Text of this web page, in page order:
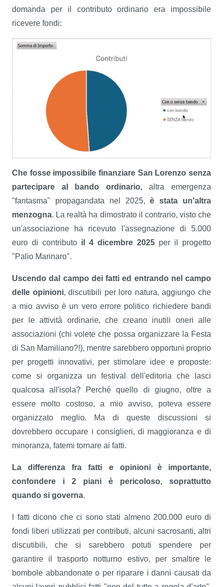
domanda per il contributo ordinario era impossibile
ricevere fondi:
Che fosse impossibile finanziare San Lorenzo senza
partecipare al bando ordinario,altra emergenza
"fantasma" propagandata nel 2025, è stata un'altra
menzogna. La realtà ha dimostrato il contrario, visto che
un'associazione ha ricevuto l'assegnazione di 5.000
euro di contributo il 4 dicembre 2025 per il progetto
"Palio Marinaro".
Uscendo dal campo dei fatti ed entrando nel campo
delle opinioni, discutibili per loro natura, aggiungo che
a mio avviso è un vero errore politico richiedere bandi
per le attività ordinarie, che creano inutili oneri alle
associazioni (chi volete che possa organizzare la Festa
di San Mamiliano?!), mentre sarebbero opportuni proprio
per progetti innovativi, per stimolare idee e proposte:
come si organizza un festival dell'editoria che lasci
qualcosa all'isola? Perché quello di giugno, oltre a
essere molto costoso, a mio avviso, poteva essere
organizzato meglio. Ma di queste discussioni si
dovrebbero occupare i consiglieri, di maggioranza e di
minoranza, fatemi tornare ai fatti.
La differenza fra fatti e opinioni è importante,
confondere i 2 piani è pericoloso, soprattutto
quando si governa.
I fatti dicono che ci sono stati almeno 200.000 euro di
fondi liberi utilizzati per contributi, alcuni sacrosanti, altri
discutibili, che si sarebbero potuti spendere per
garantire il trasporto notturno estivo, per smaltire le
bombole abbandonate o per riparare i danni causati da